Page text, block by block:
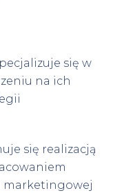
się w
na ich
się realizacją
marketingowej